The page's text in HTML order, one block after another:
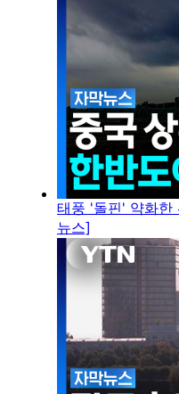
태풍 '돌핀' 약화한
뉴스]